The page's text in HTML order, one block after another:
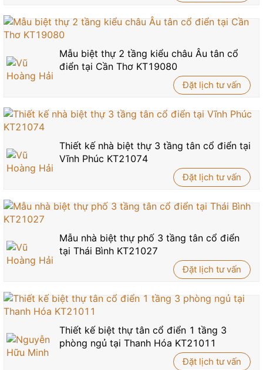
Mẫu biệt thự 2 tầng kiểu châu Âu tân cổ
điển tại Cần Thơ KT19080
Đặt lịch tư vấn
Thiết kế nhà biệt thự 3 tầng tân cổ điển tại
Vĩnh Phúc KT21074
Đặt lịch tư vấn
Mẫu nhà biệt thự phố 3 tầng tân cổ điển
tại Thái Bình KT21027
Đặt lịch tư vấn
Thiết kế biệt thự tân cổ điển 1 tầng 3
phòng ngủ tại Thanh Hóa KT21011
Đặt lịch tư vấn